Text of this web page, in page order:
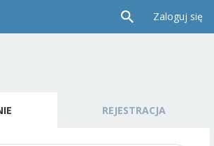
Zaloguj się
REJESTRACJA